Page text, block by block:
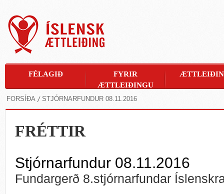
FORSÍÐA STJÓRNARFUNDUR 08.11.2016
FRÉTTIR
Stjórnarfundur 08.11.2016
Fundargerð 8.stjórnarfundar
FÉLAGIÐ
FYRIR
ÆTTLEIÐINGU